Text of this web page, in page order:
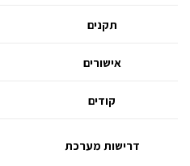
תקנים
אישורים
קודים
דרישות מערכת